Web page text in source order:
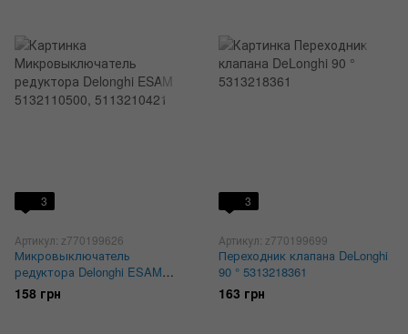
3
Артикул: z770199626
Микровыключатель
редуктора Delonghi ESAM
5132110500, 5113210421
158 грн
3
Артикул: z770199699
Переходник клапана DeLonghi
90 ° 5313218361
163 грн